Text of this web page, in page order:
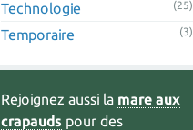
Technologie (25)
Temporaire (3)
Rejoignez aussi la mare aux
crapauds pour des